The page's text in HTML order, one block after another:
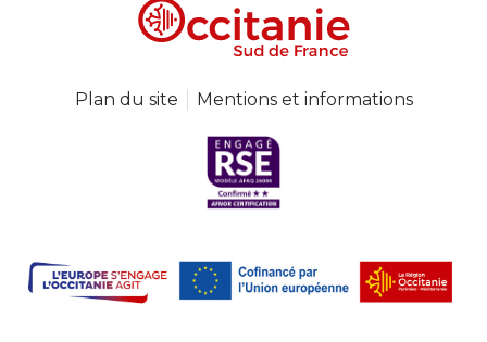
Plan du site Mentions et informations